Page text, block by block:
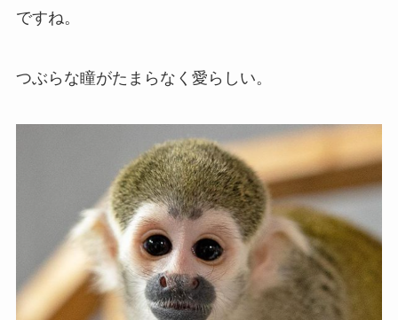
ですね。
つぶらな瞳がたまらなく愛らしい。